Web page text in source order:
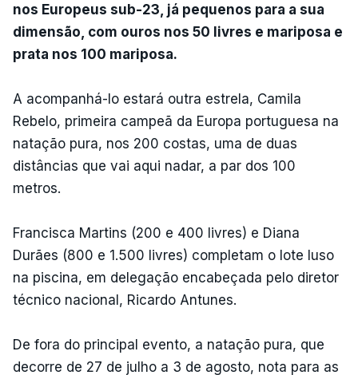
nos Europeus sub-23, já pequenos para a sua
dimensão, com ouros nos 50 livres e mariposa e
prata nos 100 mariposa.
A acompanhá-lo estará outra estrela, Camila
Rebelo, primeira campeã da Europa portuguesa na
natação pura, nos 200 costas, uma de duas
distâncias que vai aqui nadar, a par dos 100
metros.
Francisca Martins (200 e 400 livres) e Diana
Durães (800 e 1.500 livres) completam o lote luso
na piscina, em delegação encabeçada pelo diretor
técnico nacional, Ricardo Antunes.
De fora do principal evento, a natação pura, que
decorre de 27 de julho a 3 de agosto, nota para as